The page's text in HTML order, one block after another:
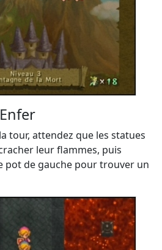
tour, attendez que les statues
leur flammes, puis
pot de gauche pour trouver un